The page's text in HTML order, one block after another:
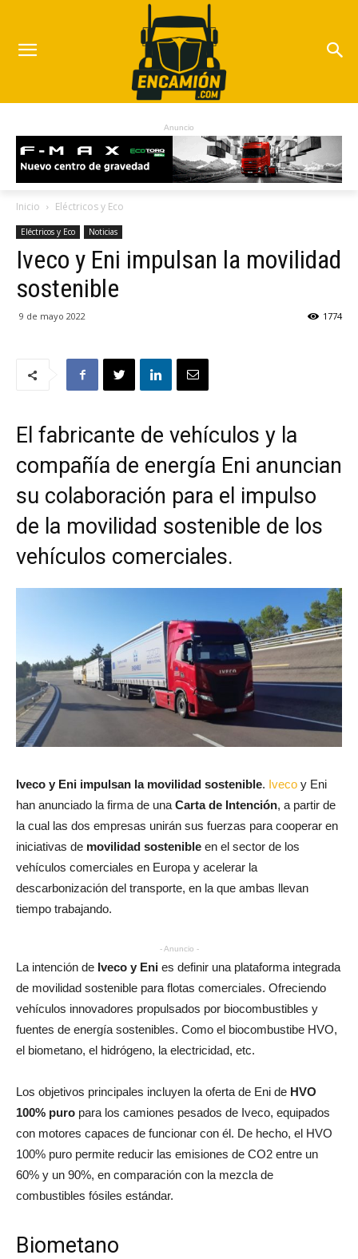
Anuncio
Inicio Eléctricos y Eco
Eléctricos y Eco Noticias
Iveco y Eni impulsan la movilidad
sostenible
9 de mayo 2022 1774
El fabricante de vehículos y la
compañía de energía Eni anuncian
su colaboración para el impulso
de la movilidad sostenible de los
vehículos comerciales.
Iveco y Eni impulsan la movilidad sostenible. Iveco y Eni
han anunciado la firma de una Carta de Intención, a partir de
la cual las dos empresas unirán sus fuerzas para cooperar en
iniciativas de movilidad sostenible en el sector de los
vehículos comerciales en Europa y acelerar la
descarbonización del transporte, en la que ambas llevan
tiempo trabajando.
- Anuncio -
La intención de Iveco y Eni es definir una plataforma integrada
de movilidad sostenible para flotas comerciales. Ofreciendo
vehículos innovadores propulsados por biocombustibles y
fuentes de energía sostenibles. Como el biocombustibe HVO,
el biometano, el hidrógeno, la electricidad, etc.
Los objetivos principales incluyen la oferta de Eni de HVO
100% puro para los camiones pesados de Iveco, equipados
con motores capaces de funcionar con él. De hecho, el HVO
100% puro permite reducir las emisiones de CO2 entre un
60% y un 90%, en comparación con la mezcla de
combustibles fósiles estándar.
Biometano